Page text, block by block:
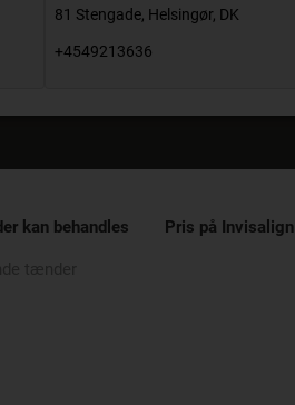
81 Stengade, Helsingør, DK
+4549213636
kan behandles Pris på Invisalign